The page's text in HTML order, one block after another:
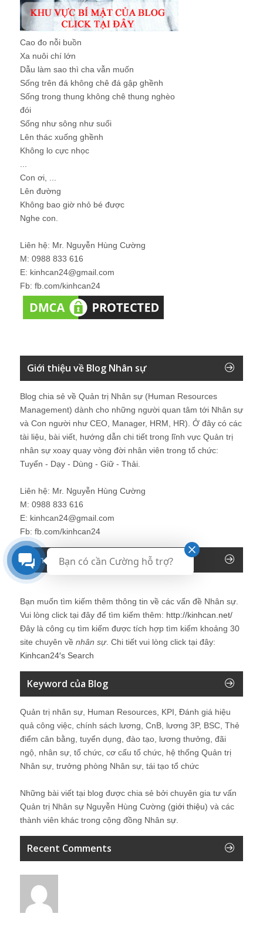
Cao đo nỗi buồn
Xa nuôi chí lớn
Dẫu làm sao thì cha vẫn muốn
Sống trên đá không chê đá gập ghềnh
Sống trong thung không chê thung nghèo
đói
Sống như sông như suối
Lên thác xuống ghềnh
Không lo cực nhọc
Con ơi, ...
Lên đường
Không bao giờ nhỏ bé được
Nghe con.
Liên hệ: Mr. Nguyễn Hùng Cường
M: 0988 833 616
E: kinhcan24@gmail.com
Fb: fb.com/kinhcan24
Giới thiệu về Blog Nhân sự
Blog chia sẻ về Quản trị Nhân sự (Human Resources
Management) dành cho những người quan tâm tới Nhân sự
và Con người như CEO, Manager, HRM, HR). Ở đây có các
tài liệu, bài viết, hướng dẫn chi tiết trong lĩnh vực Quản trị
nhân sự xoay quay vòng đời nhân viên trong tổ chức:
Tuyển - Dạy - Dùng - Giữ - Thải.
Liên hệ: Mr. Nguyễn Hùng Cường
M: 0988 833 616
E: kinhcan24@gmail.com
Fb: fb.com/kinhcan24
Tìm kiếm trên Blog Nhân sự
Bạn muốn tìm kiếm thêm thông tin về các vấn đề Nhân sự
Vui lòng click tại đây để tìm kiếm thêm: http://kinhcan.net/
Đây là công cụ tìm kiếm được tích hợp tìm kiếm khoảng 30
site chuyên về nhân sự. Chi tiết vui lòng click tại đây:
Kinhcan24′s Search
Keyword của Blog
Quản trị nhân sự, Human Resources, KPI, Đánh giá hiệu
quả công việc, chính sách lương, CnB, lương 3P, BSC, Thẻ
điểm cân bằng, tuyển dụng, đào tạo, lương thưởng, đãi
ngộ, nhân sự, tổ chức, cơ cấu tổ chức, hệ thống Quản trị
Nhân sự, trưởng phòng Nhân sự, tái tạo tổ chức
Những bài viết tại blog được chia sẻ bởi chuyên gia tư vấn
Quản trị Nhân sự Nguyễn Hùng Cường (giới thiệu) và các
thành viên khác trong cộng đồng Nhân sự.
Recent Comments
Bạn có cần Cường hỗ trợ?